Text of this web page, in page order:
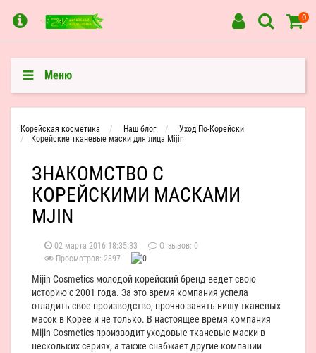
0
Меню
Корейская косметика Наш блог
Уход По-Корейски
Корейские тканевые маски для лица Mijin
ЗНАКОМСТВО С
КОРЕЙСКИМИ МАСКАМИ
MJIN
02 марта 2016 18:35:33 Отзывов: 0
Просмотров: 2897
Mijin Cosmetics молодой корейский бренд ведет свою
историю с 2001 года. За это время компания успела
отладить свое производство, прочно занять нишу тканевых
масок в Корее и не только. В настоящее время компания
Mijin Cosmetics производит уходовые тканевые маски в
нескольких сериях, а также снабжает другие компании